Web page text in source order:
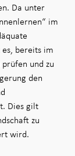
Da unter
im
bereits im
und zu
den
Dies gilt
zu
wird.